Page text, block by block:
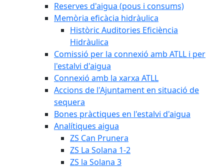
Reserves d'aigua (pous i consums)
Memòria eficàcia hidràulica
Històric Auditories Eficiència
Hidràulica
Comissió per la connexió amb ATLL i per
l'estalvi d'aigua
Connexió amb la xarxa ATLL
Accions de l'Ajuntament en situació de
sequera
Bones pràctiques en l'estalvi d'aigua
Analítiques aigua
ZS Can Prunera
ZS La Solana 1-2
ZS la Solana 3